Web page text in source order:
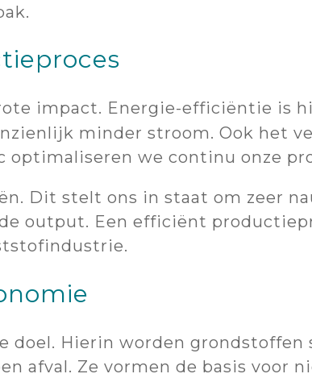
impact. Energie-efficiëntie is
minder stroom. Ook het
we continu onze
Dit stelt ons in staat om zeer
output. Een efficiënt
doel. Hierin worden grondstoffen
afval. Ze vormen de basis voor